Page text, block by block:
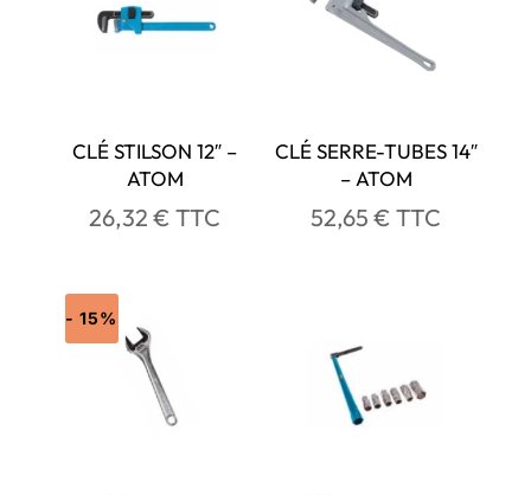
CLÉ STILSON 12″ –
ATOM
26,32€ TTC
CLÉ SERRE-TUBES 14″
– ATOM
52,65€ TTC
- 15%